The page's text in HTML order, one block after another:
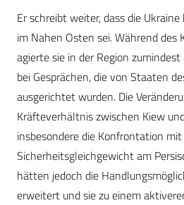
Er schreibt weiter, dass die
im Nahen Osten sei. Während des
agierte sie in der Region
bei Gesprächen, die von Staaten
ausgerichtet wurden. Die
Kräfteverhältnis zwischen Kiew
insbesondere die Konfrontation
Sicherheitsgleichgewicht am
hätten jedoch die
erweitert und sie zu einem